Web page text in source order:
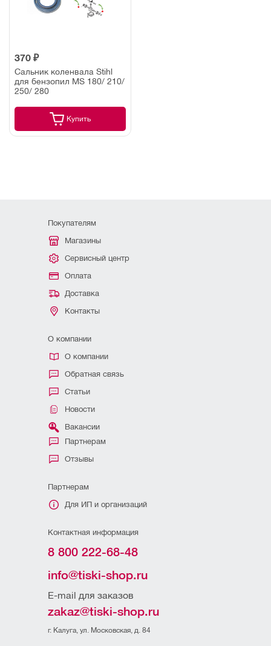
370 ₽
Сальник коленвала Stihl
для бензопил MS 180/ 210/
250/ 280
Купить
Покупателям
Магазины
Сервисный центр
Оплата
Доставка
Контакты
О компании
О компании
Обратная связь
Статьи
Новости
Вакансии
Партнерам
Отзывы
Партнерам
Для ИП и организаций
Контактная информация
8 800 222-68-48
info@tiski-shop.ru
E-mail для заказов
zakaz@tiski-shop.ru
г. Калуга, ул. Московская, д. 84